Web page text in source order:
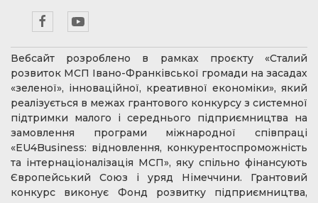
Вебсайт розроблено в рамках проєкту «Сталий
розвиток МСП Івано-Франківської громади на засадах
«зеленої», інноваційної, креативної економіки», який
реалізується в межах грантового конкурсу з системної
підтримки малого і середнього підприємництва на
замовлення програми міжнародної співпраці
«EU4Business: відновлення, конкурентоспроможність
та інтернаціоналізація МСП», яку спільно фінансують
Європейський Союз і уряд Німеччини. Грантовий
конкурс виконує Фонд розвитку підприємництва,